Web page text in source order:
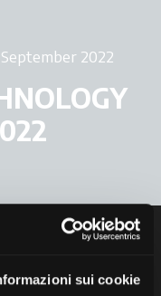
sui cookie
2022